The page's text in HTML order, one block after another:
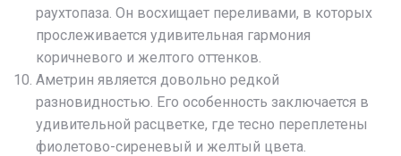
раухтопаза. Он восхищает переливами, в которых
прослеживается удивительная гармония
коричневого и желтого оттенков.
Аметрин является довольно редкой
разновидностью. Его особенность заключается в
удивительной расцветке, где тесно переплетены
фиолетово-сиреневый и желтый цвета.